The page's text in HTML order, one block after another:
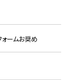
ームお奨め